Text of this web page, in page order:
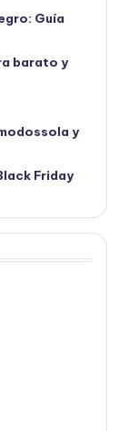
Guía
barato y
y
Friday